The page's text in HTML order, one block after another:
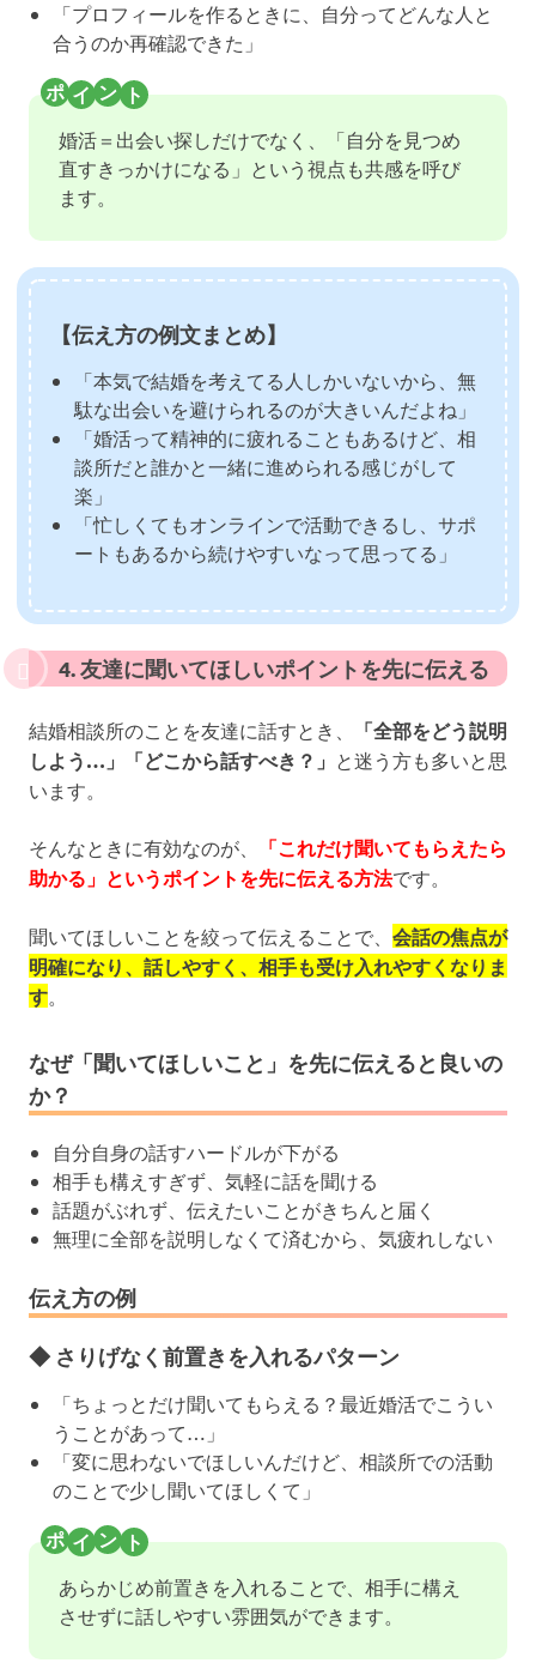
「プロフィールを作るときに、自分ってどんな人と
合うのか再確認できた」
婚活＝出会い探しだけでなく、「自分を見つめ
直すきっかけになる」という視点も共感を呼び
ます。
【伝え方の例文まとめ】
「本気で結婚を考えてる人しかいないから、無
駄な出会いを避けられるのが大きいんだよね」
「婚活って精神的に疲れることもあるけど、相
談所だと誰かと一緒に進められる感じがして
楽」
「忙しくてもオンラインで活動できるし、サポ
ートもあるから続けやすいなって思ってる」
4. 友達に聞いてほしいポイントを先に伝える
結婚相談所のことを友達に話すとき、
「全部をどう説明
しよう…」「どこから話すべき？」 と迷う方も多いと思
います。
そんなときに有効なのが、
「これだけ聞いてもらえたら
助かる」というポイントを先に伝える方法です。
聞いてほしいことを絞って伝えることで、 会話の焦点が
明確になり、話しやすく、相手も受け入れやすくなりま
す。
なぜ「聞いてほしいこと」を先に伝えると良いの
か？
自分自身の話すハードルが下がる
相手も構えすぎず、気軽に話を聞ける
話題がぶれず、伝えたいことがきちんと届く
無理に全部を説明しなくて済むから、気疲れしない
伝え方の例
◆ さりげなく前置きを入れるパターン
「ちょっとだけ聞いてもらえる？最近婚活でこうい
うことがあって…」
「変に思わないでほしいんだけど、相談所での活動
のことで少し聞いてほしくて」
あらかじめ前置きを入れることで、相手に構え
させずに話しやすい雰囲気ができます。